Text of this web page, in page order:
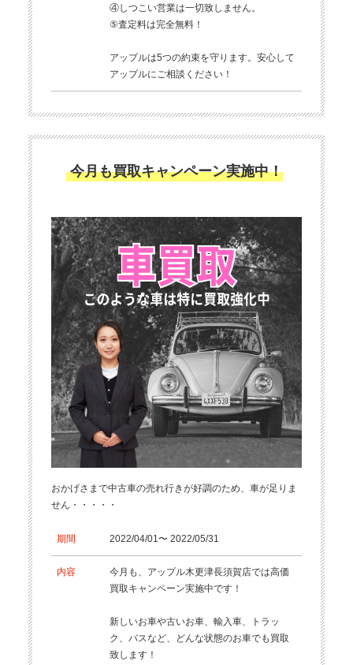
④しつこい営業は一切致しません。
⑤査定料は完全無料！
アップルは5つの約束を守ります。安心して
アップルにご相談ください！
今月も買取キャンペーン実施中！
おかげさまで中古車の売れ行きが好調のため、車が足りま
せん・・・・・
期間 2022/04/01〜 2022/05/31
内容
今月も、アップル木更津長須賀店では高価
買取キャンペーン実施中です！
新しいお車や古いお車、輸入車、トラッ
ク、バスなど、どんな状態のお車でも買取
致します！